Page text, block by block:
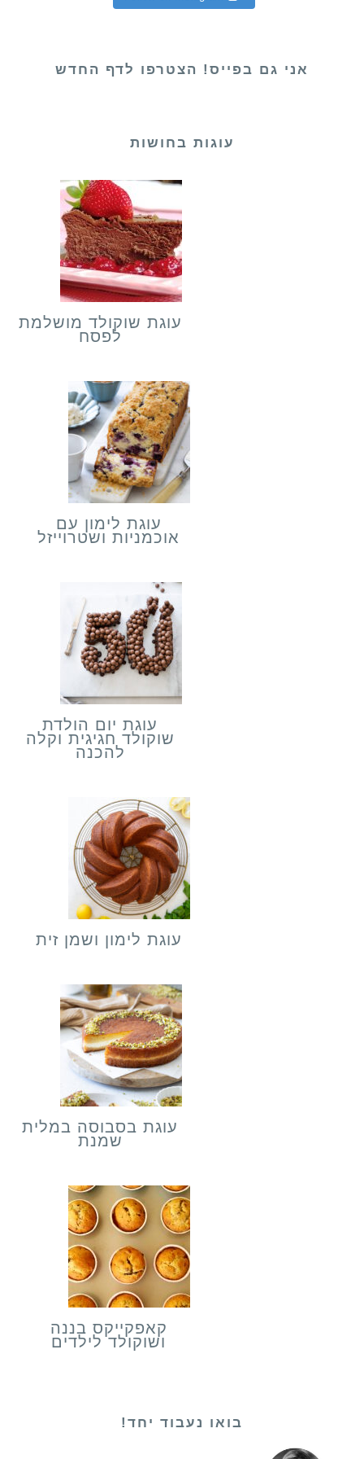
אני גם בפייס! הצטרפו לדף החדש
עוגות בחושות
עוגת שוקולד מושלמת
לפסח
עוגת לימון עם
אוכמניות ושטרוייזל
עוגת יום הולדת
שוקולד חגיגית וקלה
להכנה
עוגת לימון ושמן זית
עוגת בסבוסה במלית
שמנת
קאפקייקס בננה
ושוקולד לילדים
בואו נעבוד יחד!